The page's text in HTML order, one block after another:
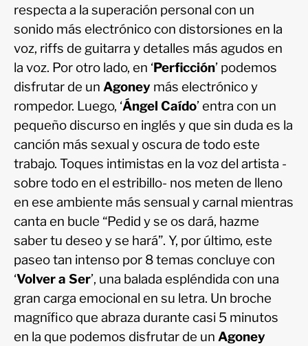
respecta a la superación personal con un
sonido más electrónico con distorsiones en la
voz, riffs de guitarra y detalles más agudos en
la voz. Por otro lado, en ‘Perficción’ podemos
disfrutar de un Agoney más electrónico y
rompedor. Luego, ‘Ángel Caído’ entra con un
pequeño discurso en inglés y que sin duda es la
canción más sexual y oscura de todo este
trabajo. Toques intimistas en la voz del artista -
sobre todo en el estribillo- nos meten de lleno
en ese ambiente más sensual y carnal mientras
canta en bucle “Pedid y se os dará, hazme
saber tu deseo y se hará”. Y, por último, este
paseo tan intenso por 8 temas concluye con
‘Volver a Ser’, una balada espléndida con una
gran carga emocional en su letra. Un broche
magnífico que abraza durante casi 5 minutos
en la que podemos disfrutar de un Agoney